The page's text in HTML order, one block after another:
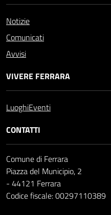
Notizie
Comunicati
Avvisi
VIVERE FERRARA
LuoghiEventi
CONTATTI
Comune di Ferrara
Piazza del Municipio, 2
- 44121 Ferrara
Codice fiscale: 00297110389